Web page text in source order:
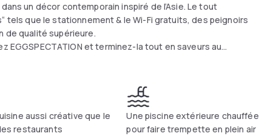
un décor contemporain inspiré de l’Asie. Le tout
tels que le stationnement & le Wi-Fi gratuits, des peignoirs
de qualité supérieure.
et terminez-la tout en saveurs au
regorge de services uniques tels qu’un centre
!— alors, ne manquez pas l’occasion de vous imprégner de
aussi créative que le
restaurants
Une piscine extérieure chauffée
pour faire trempette en plein air